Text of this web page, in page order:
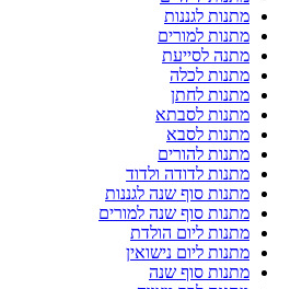
מתנות לגננות
מתנות למורים
מתנה לסייעת
מתנות לכלה
מתנות לחתן
מתנות לסבתא
מתנות לסבא
מתנות להורים
מתנות לדודה ולדוד
מתנות סוף שנה לגננות
מתנות סוף שנה למורים
מתנות ליום הולדת
מתנות ליום נישואין
מתנות סוף שנה